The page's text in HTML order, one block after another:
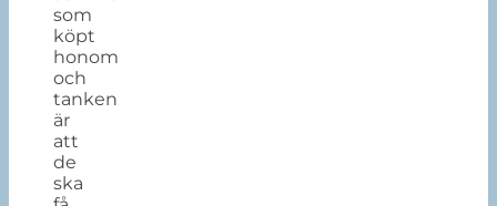
som
köpt
honom
och
tanken
är
att
de
ska